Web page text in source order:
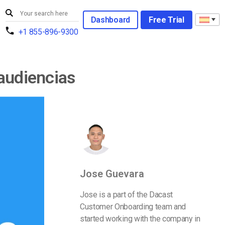
+1 855-896-9300
Dashboard Free Trial
Jose Guevara
Jose is a part of the Dacast
Customer Onboarding team and
started working with the company in